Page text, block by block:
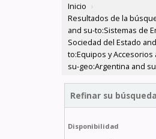
Inicio ›
Resultados de la
and su-to:Sistemas de
Sociedad del Estado
to:Equipos y Accesorios
su-geo:Argentina and
Refinar su búsqueda
Disponibilidad